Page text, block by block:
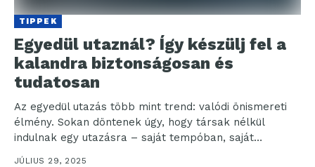
TIPPEK
Egyedül utaznál? Így készülj fel a
kalandra biztonságosan és
tudatosan
Az egyedül utazás több mint trend: valódi önismereti
élmény. Sokan döntenek úgy, hogy társak nélkül
indulnak egy utazásra – saját tempóban, saját
igényekre...
JÚLIUS 29, 2025